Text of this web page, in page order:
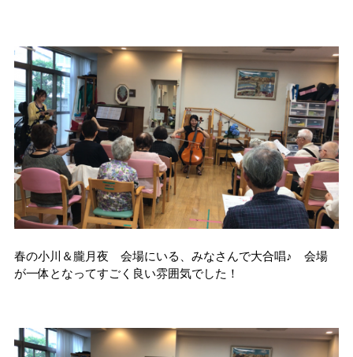
春の小川＆朧月夜 会場にいる、みなさんで大合唱♪ 会場
が一体となってすごく良い雰囲気でした！